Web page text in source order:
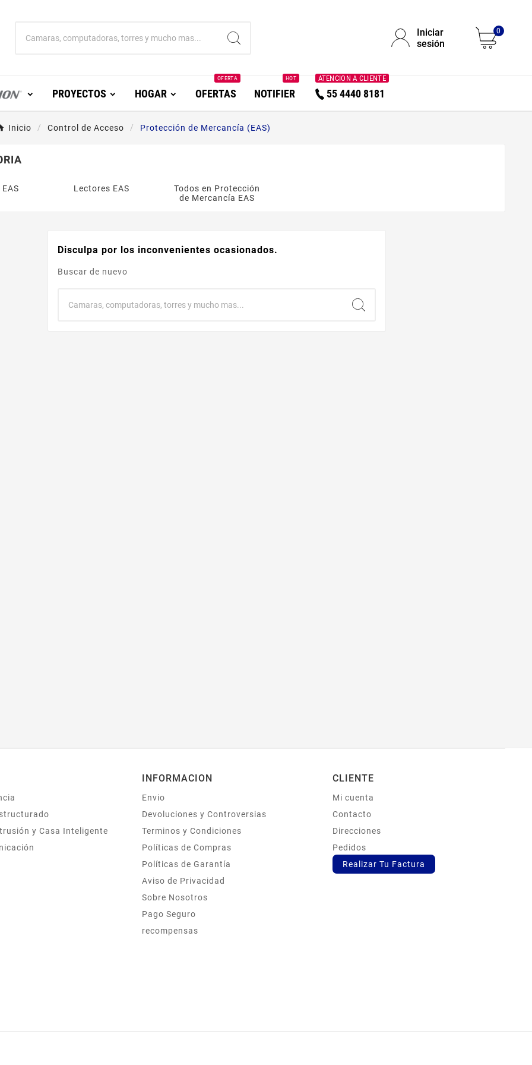
Iniciar
sesión
0
PROYECTOS HOGAR OFERTAS
OFERTA
NOTIFIER
HOT
55 4440 8181
ATENCION A CLIENTE
Inicio Control de Acceso Protección de Mercancía (EAS)
Lectores EAS
Todos en Protección
de Mercancía EAS
Disculpa por los inconvenientes ocasionados.
Buscar de nuevo
y Casa Inteligente
INFORMACION
Envio
Devoluciones y Controversias
Terminos y Condiciones
Políticas de Compras
Políticas de Garantía
Aviso de Privacidad
Sobre Nosotros
Pago Seguro
recompensas
CLIENTE
Mi cuenta
Contacto
Direcciones
Pedidos
Realizar Tu Factura